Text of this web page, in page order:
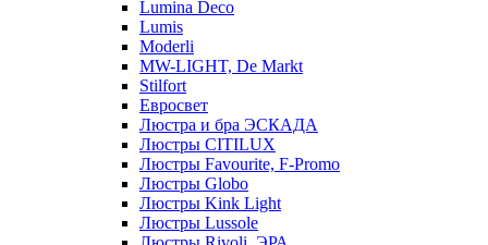
Lumina Deco
Lumis
Moderli
MW-LIGHT, De Markt
Stilfort
Евросвет
Люстра и бра ЭСКАДА
Люстры CITILUX
Люстры Favourite, F-Promo
Люстры Globo
Люстры Kink Light
Люстры Lussole